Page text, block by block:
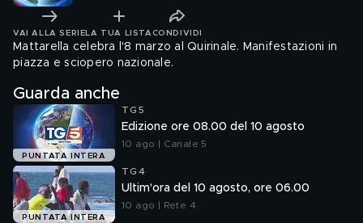
VAI ALLA SERIE LA TUA LISTA CONDIVIDI
Mattarella celebra l'8 marzo al Quirinale. Manifestazioni in
piazza e sciopero nazionale.
Guarda anche
PUNTATA INTERA
TG5
Edizione ore 08.00 del 10 agosto
10 ago | Canale 5
PUNTATA INTERA
TG4
Ultim'ora del 10 agosto, ore 06.00
10 ago | Rete 4